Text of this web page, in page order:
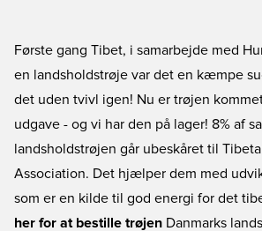
Første gang Tibet, i samarbejde med
en landsholdstrøje var det en kæmpe
det uden tvivl igen! Nu er trøjen
udgave - og vi har den på lager! 8% af
landsholdstrøjen går ubeskåret til
Association. Det hjælper dem med
som er en kilde til god energi for det
her for at bestille trøjen Danmarks